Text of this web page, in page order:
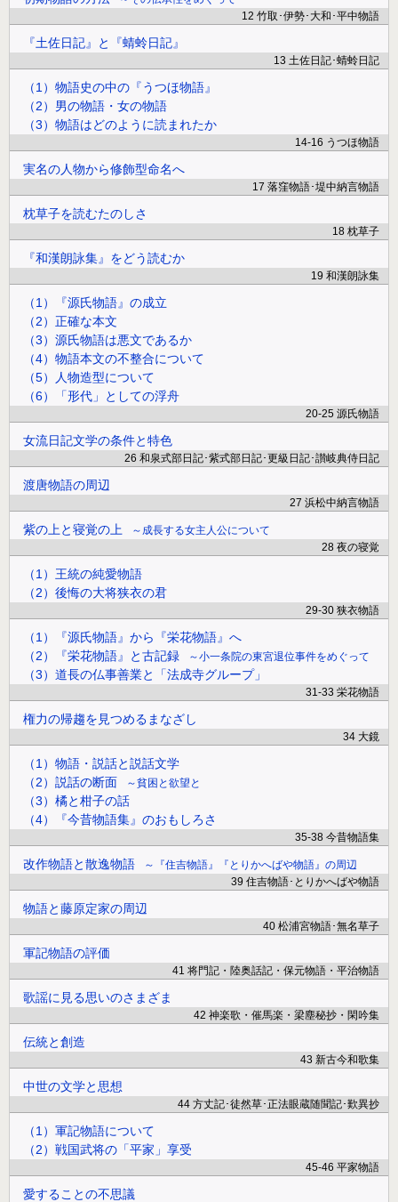
12 竹取･伊勢･大和･平中物語
『土佐日記』と『蜻蛉日記』
13 土佐日記･蜻蛉日記
（1）物語史の中の『うつほ物語』
（2）男の物語・女の物語
（3）物語はどのように読まれたか
14-16 うつほ物語
実名の人物から修飾型命名へ
17 落窪物語･堤中納言物語
枕草子を読むたのしさ
18 枕草子
『和漢朗詠集』をどう読むか
19 和漢朗詠集
（1）『源氏物語』の成立
（2）正確な本文
（3）源氏物語は悪文であるか
（4）物語本文の不整合について
（5）人物造型について
（6）「形代」としての浮舟
20-25 源氏物語
女流日記文学の条件と特色
26 和泉式部日記･紫式部日記･更級日記･讃岐典侍日記
渡唐物語の周辺
27 浜松中納言物語
紫の上と寝覚の上
成長する女主人公について
28 夜の寝覚
（1）王統の純愛物語
（2）後悔の大将狭衣の君
29-30 狭衣物語
（1）『源氏物語』から『栄花物語』へ
（2）『栄花物語』と古記録
小一条院の東宮退位事件をめぐって
（3）道長の仏事善業と「法成寺グループ」
31-33 栄花物語
権力の帰趨を見つめるまなざし
34 大鏡
（1）物語・説話と説話文学
（2）説話の断面
貧困と欲望と
（3）橘と柑子の話
（4）『今昔物語集』のおもしろさ
35-38 今昔物語集
改作物語と散逸物語
『住吉物語』『とりかへばや物語』の周辺
39 住吉物語･とりかへばや物語
物語と藤原定家の周辺
40 松浦宮物語･無名草子
軍記物語の評価
41 将門記・陸奥話記・保元物語・平治物語
歌謡に見る思いのさまざま
42 神楽歌・催馬楽・梁塵秘抄・閑吟集
伝統と創造
43 新古今和歌集
中世の文学と思想
44 方丈記･徒然草･正法眼蔵随聞記･歎異抄
（1）軍記物語について
（2）戦国武将の「平家」享受
45-46 平家物語
愛することの不思議